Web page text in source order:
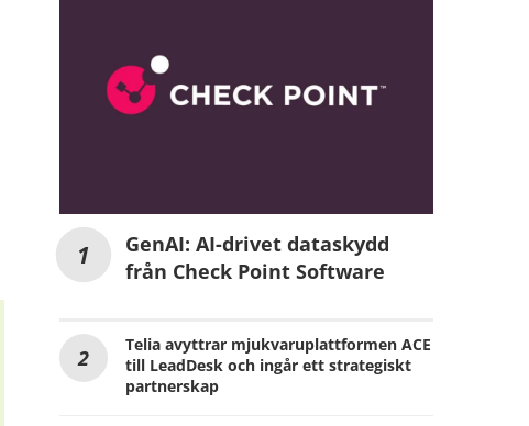
GenAI: AI-drivet dataskydd
från Check Point Software
Telia avyttrar mjukvaruplattformen ACE
till LeadDesk och ingår ett strategiskt
partnerskap